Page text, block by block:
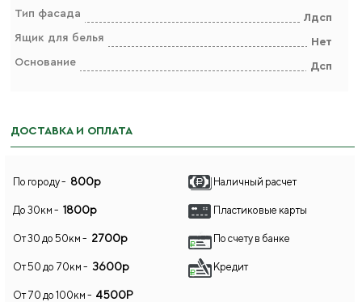
Тип фасада
Лдсп
Ящик для белья
Нет
Основание
Дсп
ДОСТАВКА И ОПЛАТА
По городу - 800р
До 30км - 1800р
От 30 до 50км - 2700р
От 50 до 70км - 3600р
От 70 до 100км - 4500Р
Наличный расчет
Пластиковые карты
По счету в банке
Кредит